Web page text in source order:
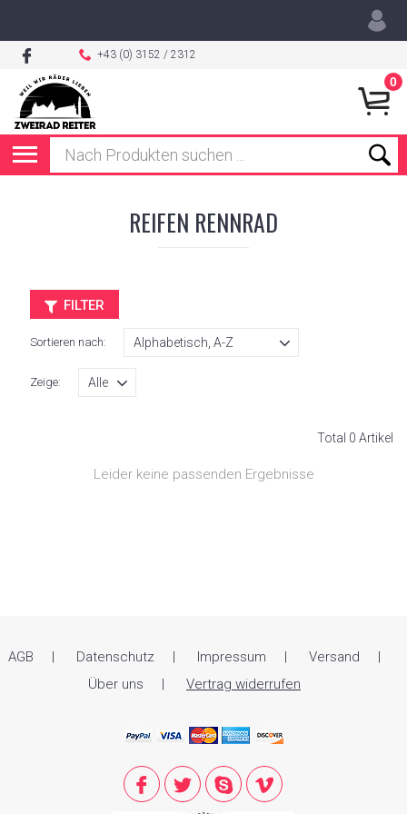
+43 (0) 3152 / 2312
0
REIFEN RENNRAD
FILTER
Sortieren nach:
Zeige:
Total 0 Artikel
Leider keine passenden Ergebnisse
AGB Datenschutz Impressum
Versand
Über uns
Vertrag widerrufen